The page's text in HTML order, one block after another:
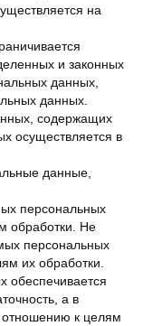
на
и законных
данных,
данных.
содержащих
осуществляется в
данные,
персональных
обработки. Не
персональных
их обработки.
обеспечивается
а в
отношению к целям